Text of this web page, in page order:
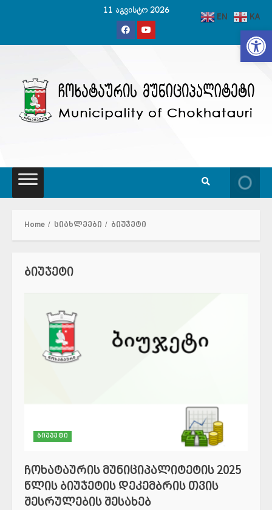
11 აგვისტო 2026
Home სიახლეები ბიუჯეტი
ბიუჯეტი
ბიუჯეტი
ჩოხატაურის მუნიციპალიტეტის 2025
წლის ბიუჯეტის დეკემბრის თვის
შესრულების შესახებ
EN KA